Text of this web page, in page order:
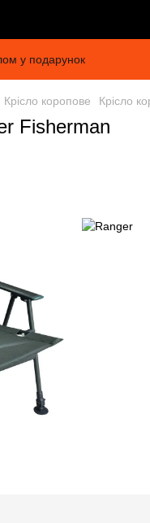
у подарунок
Крісло коропове Крісло
Fisherman